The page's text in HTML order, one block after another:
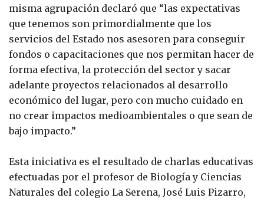
misma agrupación declaró que “las expectativas
que tenemos son primordialmente que los
servicios del Estado nos asesoren para conseguir
fondos o capacitaciones que nos permitan hacer de
forma efectiva, la protección del sector y sacar
adelante proyectos relacionados al desarrollo
económico del lugar, pero con mucho cuidado en
no crear impactos medioambientales o que sean de
bajo impacto.”
Esta iniciativa es el resultado de charlas educativas
efectuadas por el profesor de Biología y Ciencias
Naturales del colegio La Serena, José Luis Pizarro,